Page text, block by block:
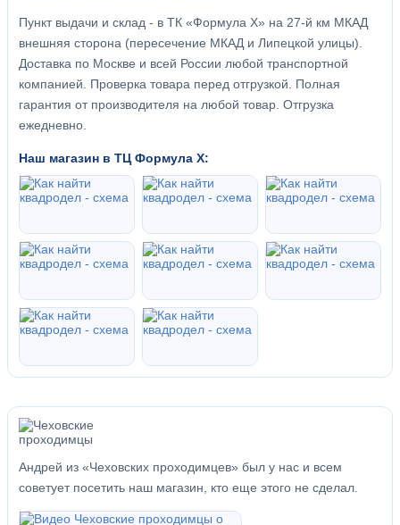
Пункт выдачи и склад - в ТК «Формула X» на 27-й км МКАД
внешняя сторона (пересечение МКАД и Липецкой улицы).
Доставка по Москве и всей России любой транспортной
компанией. Проверка товара перед отгрузкой. Полная
гарантия от производителя на любой товар. Отгрузка
ежедневно.
Наш магазин в ТЦ Формула Х:
Андрей из «Чеховских проходимцев» был у нас и всем
советует посетить наш магазин, кто еще этого не сделал.